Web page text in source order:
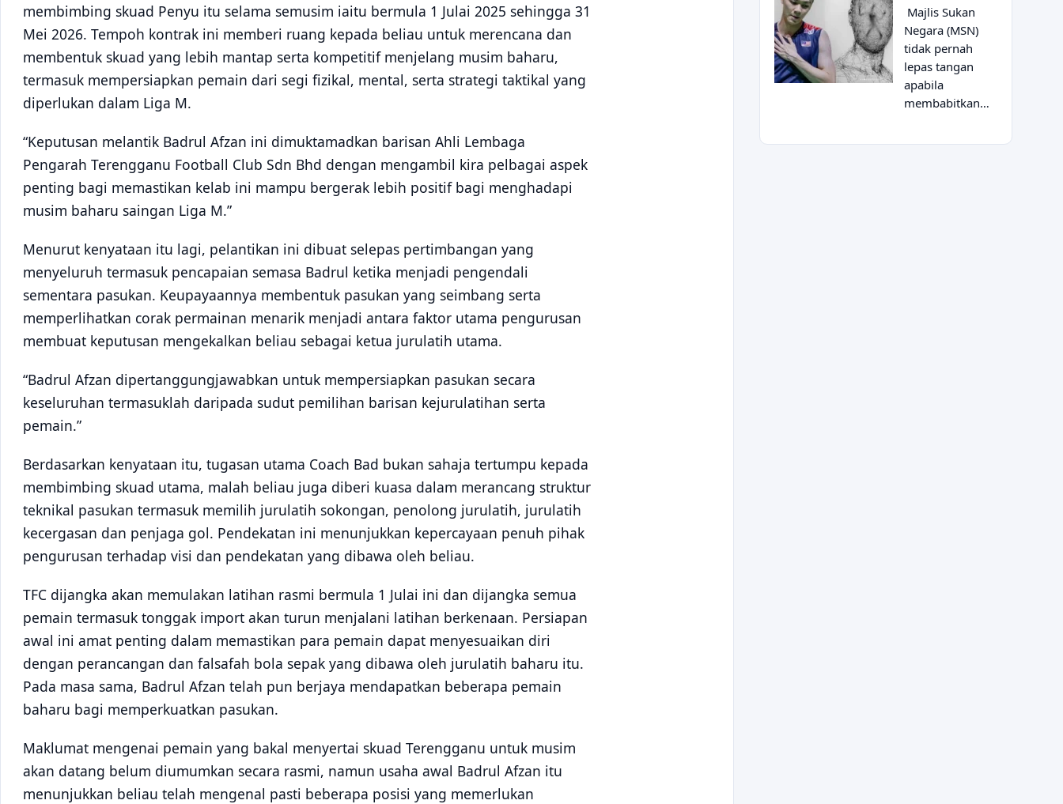
membimbing skuad Penyu itu selama semusim iaitu bermula 1 Julai 2025 sehingga 31
Mei 2026. Tempoh kontrak ini memberi ruang kepada beliau untuk merencana dan
membentuk skuad yang lebih mantap serta kompetitif menjelang musim baharu,
termasuk mempersiapkan pemain dari segi fizikal, mental, serta strategi taktikal yang
diperlukan dalam Liga M.
“Keputusan melantik Badrul Afzan ini dimuktamadkan barisan Ahli Lembaga
Pengarah Terengganu Football Club Sdn Bhd dengan mengambil kira pelbagai aspek
penting bagi memastikan kelab ini mampu bergerak lebih positif bagi menghadapi
musim baharu saingan Liga M.”
Menurut kenyataan itu lagi, pelantikan ini dibuat selepas pertimbangan yang
menyeluruh termasuk pencapaian semasa Badrul ketika menjadi pengendali
sementara pasukan. Keupayaannya membentuk pasukan yang seimbang serta
memperlihatkan corak permainan menarik menjadi antara faktor utama pengurusan
membuat keputusan mengekalkan beliau sebagai ketua jurulatih utama.
“Badrul Afzan dipertanggungjawabkan untuk mempersiapkan pasukan secara
keseluruhan termasuklah daripada sudut pemilihan barisan kejurulatihan serta
pemain.”
Berdasarkan kenyataan itu, tugasan utama Coach Bad bukan sahaja tertumpu kepada
membimbing skuad utama, malah beliau juga diberi kuasa dalam merancang struktur
teknikal pasukan termasuk memilih jurulatih sokongan, penolong jurulatih, jurulatih
kecergasan dan penjaga gol. Pendekatan ini menunjukkan kepercayaan penuh pihak
pengurusan terhadap visi dan pendekatan yang dibawa oleh beliau.
TFC dijangka akan memulakan latihan rasmi bermula 1 Julai ini dan dijangka semua
pemain termasuk tonggak import akan turun menjalani latihan berkenaan. Persiapan
awal ini amat penting dalam memastikan para pemain dapat menyesuaikan diri
dengan perancangan dan falsafah bola sepak yang dibawa oleh jurulatih baharu itu.
Pada masa sama, Badrul Afzan telah pun berjaya mendapatkan beberapa pemain
baharu bagi memperkuatkan pasukan.
Maklumat mengenai pemain yang bakal menyertai skuad Terengganu untuk musim
akan datang belum diumumkan secara rasmi, namun usaha awal Badrul Afzan itu
menunjukkan beliau telah mengenal pasti beberapa posisi yang memerlukan
Majlis Sukan
Negara (MSN)
tidak pernah
lepas tangan
apabila
membabitkan…